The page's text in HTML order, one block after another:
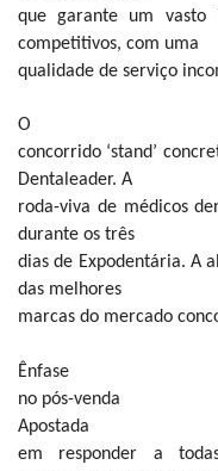
que garante um vasto
competitivos, com uma
qualidade de serviço
O
concorrido ‘stand’
Dentaleader. A
roda-viva de médicos
durante os três
dias de Expodentária. A
das melhores
marcas do mercado
Ênfase
no pós-venda
Apostada
em responder a